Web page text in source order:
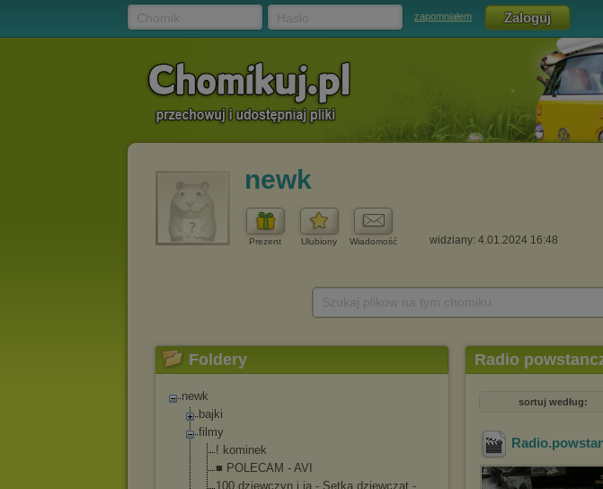
zapomniałem
newk
Prezent Ulubiony Wiadomość widziany: 4.01.2024 16:48
Foldery
newk
bajki
filmy
! kominek
■ POLECAM - AVI
100 dziewczyn i ja - Setka dziewcząt -
Radio
sortuj według: